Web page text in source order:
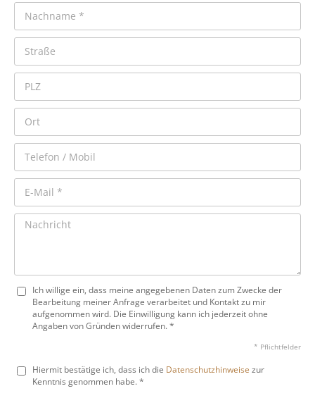
Ich willige ein, dass meine angegebenen Daten zum Zwecke der
Bearbeitung meiner Anfrage verarbeitet und Kontakt zu mir
aufgenommen wird. Die Einwilligung kann ich jederzeit ohne
Angaben von Gründen widerrufen. *
* Pflichtfelder
Hiermit bestätige ich, dass ich die Datenschutzhinweise zur
Kenntnis genommen habe. *